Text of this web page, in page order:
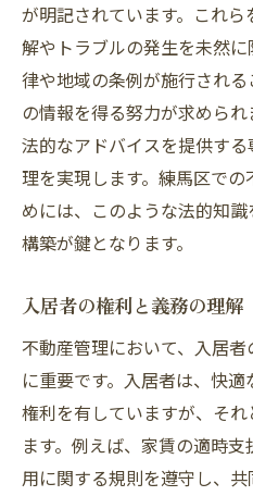
が明記されています。これ
解やトラブルの発生を未然
律や地域の条例が施行され
の情報を得る努力が求められ
法的なアドバイスを提供す
理を実現します。練馬区で
めには、このような法的知
構築が鍵となります。
入居者の権利と義務の理解
不動産管理において、入居
に重要です。入居者は、快
権利を有していますが、そ
ます。例えば、家賃の適時
用に関する規則を遵守し、